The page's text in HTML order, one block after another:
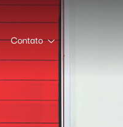
Contato